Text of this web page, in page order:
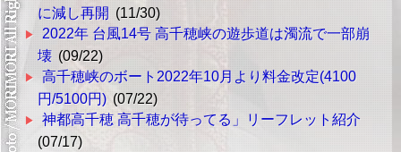
に減し再開 (11/30)
2022年 台風14号 高千穂峡の遊歩道は濁流で一部崩
壊 (09/22)
高千穂峡のボート2022年10月より料金改定(4100
円/5100円) (07/22)
神都高千穂 高千穂が待ってる」リーフレット紹介
(07/17)